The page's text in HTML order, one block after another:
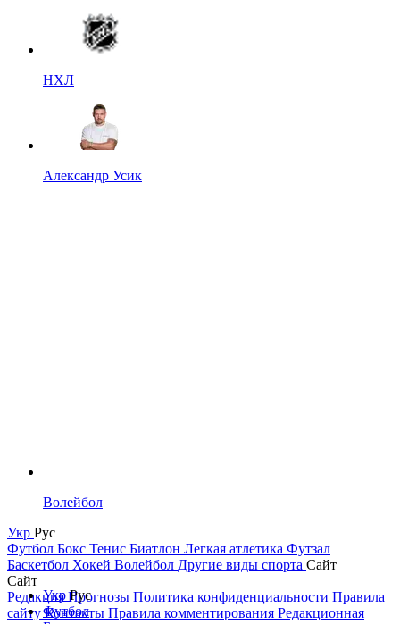
НХЛ
Александр Усик
Волейбол
Укр Рус
Футбол Бокс Тенис Биатлон Легкая атлетика Футзал
Баскетбол Хокей Волейбол Другие виды спорта Сайт
Сайт
РедакцияПрогнозы Политика конфиденциальности Правила
сайтуКонтакты Правила комментирования Редакционная
УкрРус
Футбол